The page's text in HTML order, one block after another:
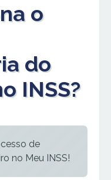
o
do
INSS?
de
no Meu INSS!